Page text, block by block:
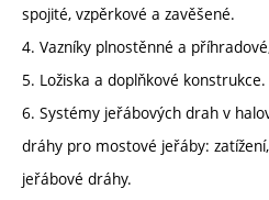
spojité, vzpěrkové a zavěšené.
4. Vazníky plnostěnné a
5. Ložiska a doplňkové konstrukce.
6. Systémy jeřábových drah v
dráhy pro mostové jeřáby:
jeřábové dráhy.